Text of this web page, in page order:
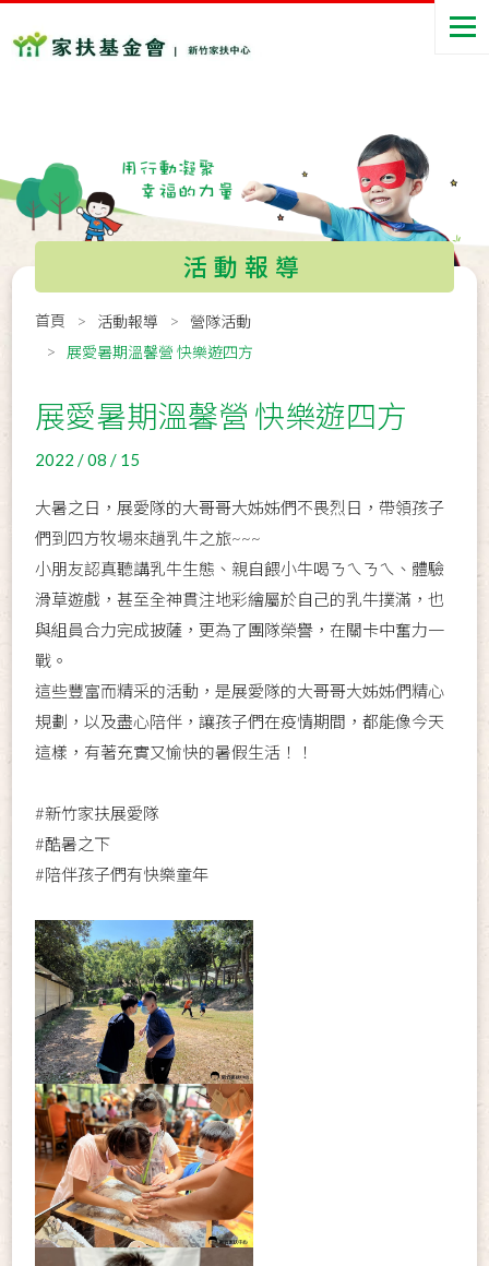
活動報導
首頁 活動報導
營隊活動
展愛暑期溫馨營 快樂遊四方
展愛暑期溫馨營 快樂遊四方
2022 / 08 / 15
大暑之日，展愛隊的大哥哥大姊姊們不畏烈日，帶領孩子
們到四方牧場來趟乳牛之旅~~~
小朋友認真聽講乳牛生態、親自餵小牛喝ㄋㄟㄋㄟ、體驗
滑草遊戲，甚至全神貫注地彩繪屬於自己的乳牛撲滿，也
與組員合力完成披薩，更為了團隊榮譽，在關卡中奮力一
戰。
這些豐富而精采的活動，是展愛隊的大哥哥大姊姊們精心
規劃，以及盡心陪伴，讓孩子們在疫情期間，都能像今天
這樣，有著充實又愉快的暑假生活！！
#新竹家扶展愛隊
#酷暑之下
#陪伴孩子們有快樂童年